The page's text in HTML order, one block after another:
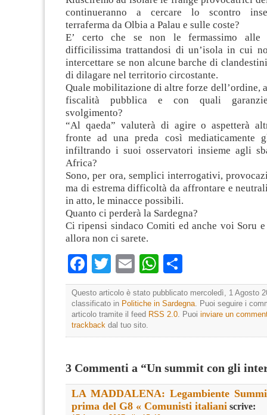
continueranno a cercare lo scontro
terraferma da Olbia a Palau e sulle coste?
E’ certo che se non le fermassimo alle
difficilissima trattandosi di un’isola in cui
intercettare se non alcune barche di
di dilagare nel territorio circostante.
Quale mobilitazione di altre forze dell’ordine,
fiscalità pubblica e con quali
svolgimento?
“Al qaeda” valuterà di agire o aspetterà
fronte ad una preda così mediaticamente
infiltrando i suoi osservatori insieme agli
Africa?
Sono, per ora, semplici interrogativi,
ma di estrema difficoltà da affrontare e
in atto, le minacce possibili.
Quanto ci perderà la Sardegna?
Ci ripensi sindaco Comiti ed anche voi Soru
allora non ci sarete.
Facebook
TwitterEmailWhatsApp
Questo articolo è stato pubblicato mercoledì, 1 Agosto
classificato in Politiche in Sardegna . Puoi seguire i
articolo tramite il feed RSS 2.0 . Puoi inviare un
trackback dal tuo sito.
3 Commenti a “Un summit con gli
LA MADDALENA: Legambiente
prima del G8 « Comunisti italiani scrive: